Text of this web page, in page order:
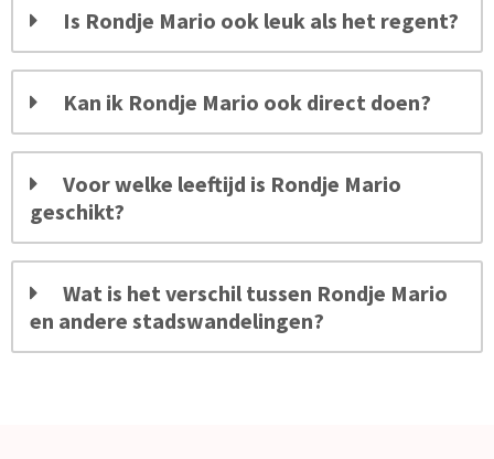
Is Rondje Mario ook leuk als het regent?
Kan ik Rondje Mario ook direct doen?
Voor welke leeftijd is Rondje Mario
geschikt?
Wat is het verschil tussen Rondje Mario
en andere stadswandelingen?